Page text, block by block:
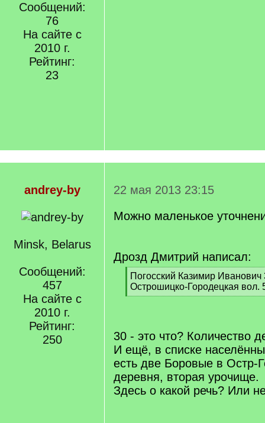
Сообщений:
76
На сайте с
2010 г.
Рейтинг:
23
andrey-by
Minsk, Belarus
Сообщений:
457
На сайте с
2010 г.
Рейтинг:
250
22 мая 2013 23:15
Можно маленькое
Дрозд Дмитрий написал:
[
q
]
Погосский Казимир
Острошицко-Городецкая вол.
[
30 - это что? Количество
И ещё, в списке
есть две Боровые в Остр-
деревня, вторая урочище.
Здесь о какой речь? Или